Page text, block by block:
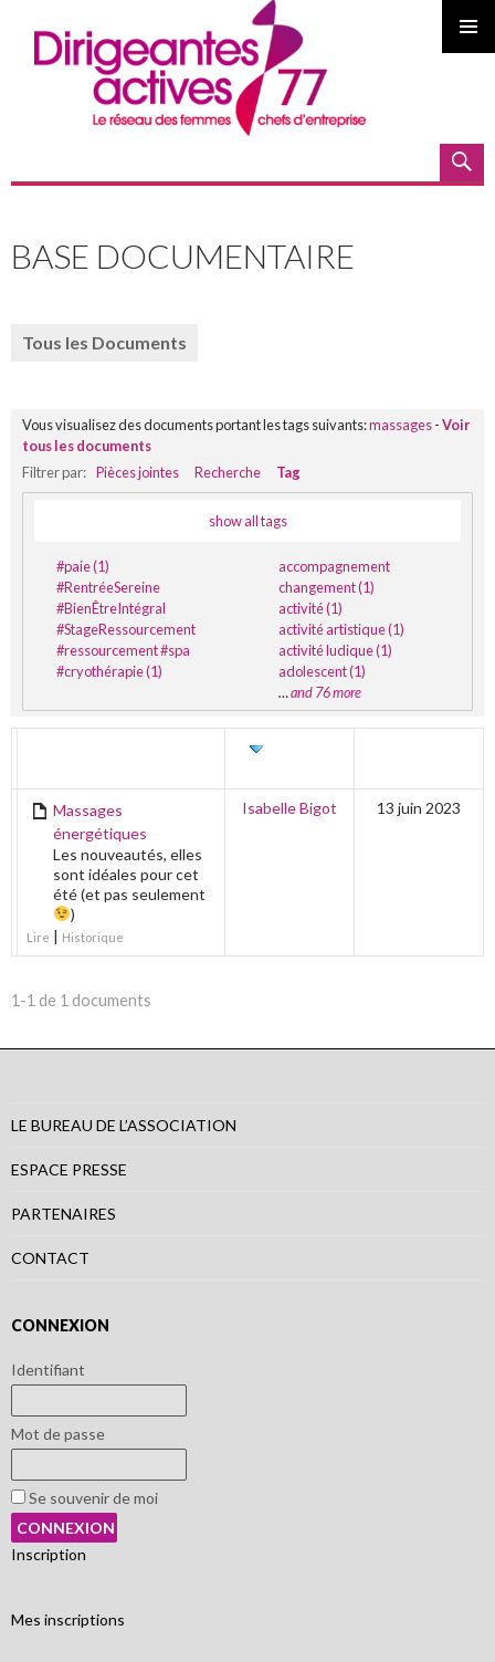
AU
PRINCIPAL
BASE DOCUMENTAIRE
Tous les Documents
Vous visualisez des documents portant les tags suivants:massages-Voir
tous les documents
Filtrer par: Pièces jointes Recherche Tag
show all tags
#paie (1)
#RentréeSereine
#BienÊtreIntégral
#StageRessourcement
#ressourcement #spa
#cryothérapie (1)
accompagnement
changement (1)
activité (1)
activité artistique (1)
activité ludique (1)
adolescent (1)
…and 76 more
Massages
énergétiques
Les nouveautés, elles
sont idéales pour cet
été (et pas seulement
)
Lire | Historique
Isabelle Bigot 13 juin 2023
1-1 de 1 documents
LE BUREAU DE L’ASSOCIATION
ESPACE PRESSE
PARTENAIRES
CONTACT
CONNEXION
Identifiant
Mot de passe
Se souvenir de moi
Inscription
Mes inscriptions